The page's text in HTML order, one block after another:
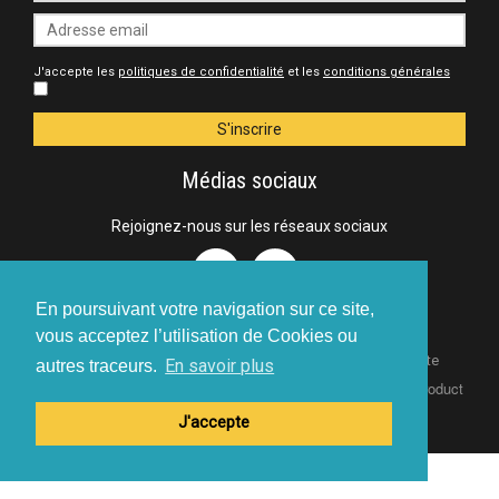
En poursuivant votre navigation sur ce site,
vous acceptez l’utilisation de Cookies ou
autres traceurs.
En savoir plus
J'accepte
J'accepte les politiques de confidentialité et les conditions générales
Médias sociaux
Rejoignez-nous sur les réseaux sociaux
Politique de confidentialité-Conditions générales de vente
Copyright © 2018 - 99casting.com - All rights reserved - A product
ofS-Network sprl